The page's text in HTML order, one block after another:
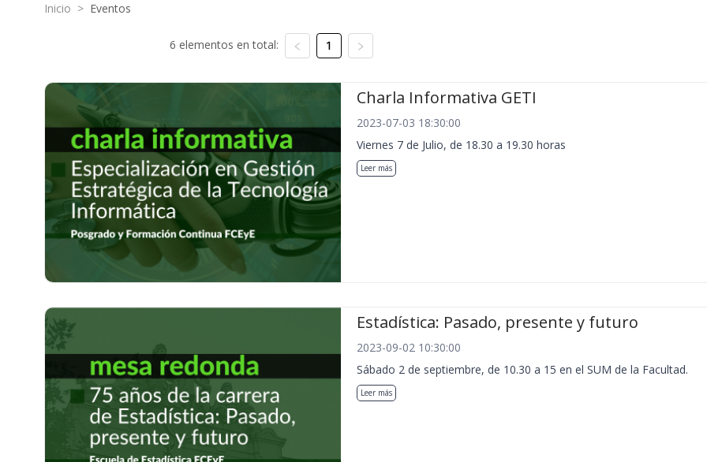
Inicio > Eventos
6 elementos en total: 1
Charla Informativa GETI
2023-07-03 18:30:00
Viernes 7 de Julio, de 18.30 a 19.30 horas
Leer más
Estadística: Pasado, presente y futuro
2023-09-02 10:30:00
Sábado 2 de septiembre, de 10.30 a 15 en el SUM de la Facultad.
Leer más